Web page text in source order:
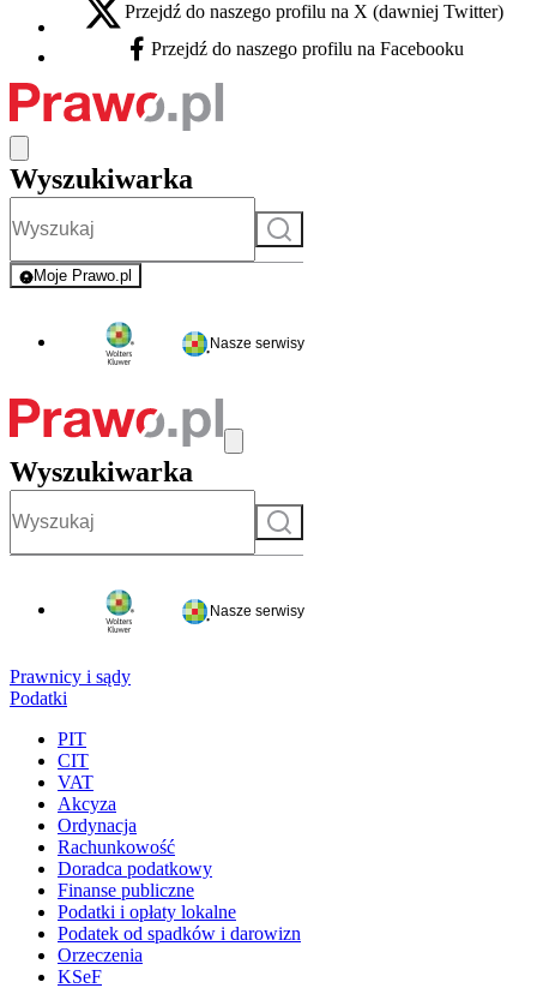
X - otwiera się w nowej karcie
Przejdź do naszego profilu na X (dawniej Twitter)
Facebook - otwiera się w nowej karcie
Przejdź do naszego profilu na Facebooku
Wyszukiwarka
Szukaj
Moje Prawo.pl
- rejestracja i logowanie do serwisu
Nasze serwisy
Wyszukiwarka
Szukaj
Nasze serwisy
Prawnicy i sądy
Podatki
PIT
CIT
VAT
Akcyza
Ordynacja
Rachunkowość
Doradca podatkowy
Finanse publiczne
Podatki i opłaty lokalne
Podatek od spadków i darowizn
Orzeczenia
KSeF